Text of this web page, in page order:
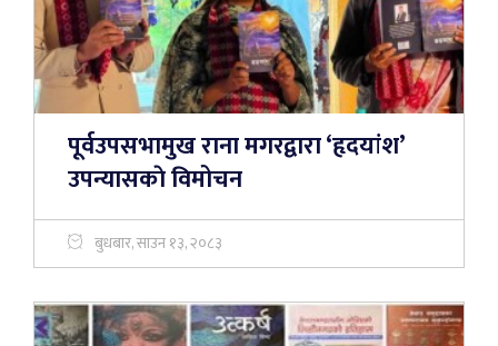
पूर्वउपसभामुख राना मगरद्वारा ‘हृदयांश’
उपन्यासकाे विमोचन
बुधबार, साउन १३, २०८३